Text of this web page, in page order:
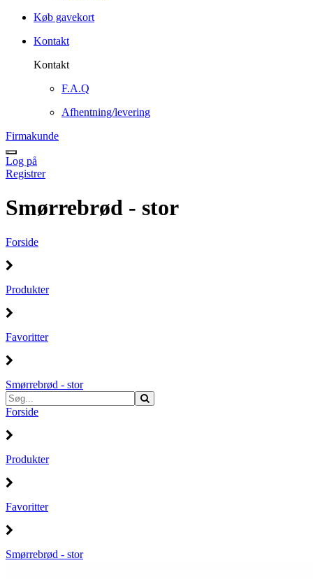
Køb gavekort
Kontakt
Kontakt
F.A.Q
Afhentning/levering
Firmakunde
Log på
Registrer
Smørrebrød - stor
Forside
Produkter
Favoritter
Smørrebrød - stor
Forside
Produkter
Favoritter
Smørrebrød - stor